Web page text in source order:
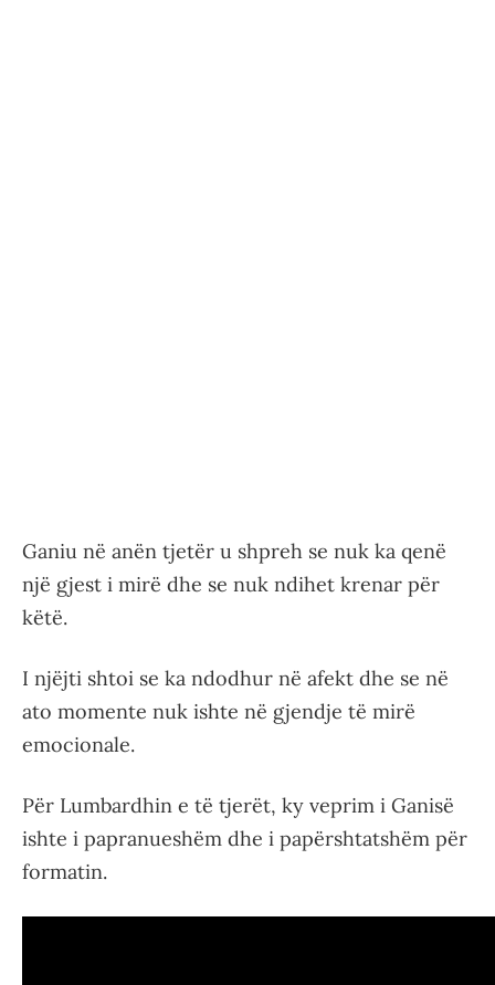
Ganiu në anën tjetër u shpreh se nuk ka qenë
një gjest i mirë dhe se nuk ndihet krenar për
këtë.
I njëjti shtoi se ka ndodhur në afekt dhe se në
ato momente nuk ishte në gjendje të mirë
emocionale.
Për Lumbardhin e të tjerët, ky veprim i Ganisë
ishte i papranueshëm dhe i papërshtatshëm për
formatin.